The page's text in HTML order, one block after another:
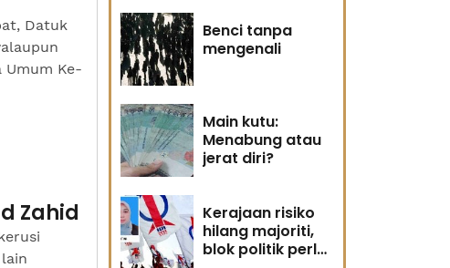
Datuk
Umum Ke-
Zahid
Benci tanpa
mengenali
Main kutu:
Menabung atau
jerat diri?
Kerajaan risiko
hilang majoriti,
blok politik perlu